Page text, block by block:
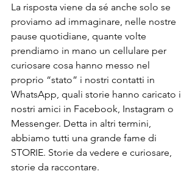
La risposta viene da sé anche solo se
proviamo ad immaginare, nelle nostre
pause quotidiane, quante volte
prendiamo in mano un cellulare per
curiosare cosa hanno messo nel
proprio “stato” i nostri contatti in
WhatsApp, quali storie hanno caricato i
nostri amici in Facebook, Instagram o
Messenger. Detta in altri termini,
abbiamo tutti una grande fame di
STORIE. Storie da vedere e curiosare,
storie da raccontare.